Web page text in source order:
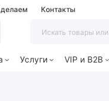
Контакты
Услуги VIP и B2B